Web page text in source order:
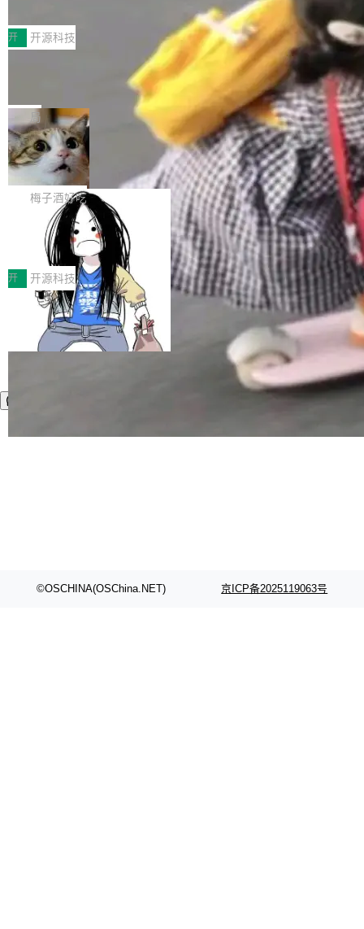
于自研UCL-Engine通信引擎，后续腾讯网平将
持续开源更多基于UCL-Engine的高性能通信组
件。 腾讯网平团队在UCL-MPComm中实现了一
个独立于业务线程的全局通信引擎（Engine），
助力企业AI研发安全落地 当前，越来越多企业已
经开始引入 AI Coding 工具，通过调用公有云模
型或企业内部部署模型提升研发效率。但随着 AI
Coding 从个人辅助工具逐步走向团队级、组织
级应用，企业在规模化落地过程中，对安全性、
可控性和代码质量提出了更高要求。 首先是数据
安全与合规要求。对于大多数普通研发场景，公
有云模型能够满足快速试用和效率提升的需求。
但对于金融、能源、医疗等对数据安全要求较...
前不久，工业和信息化部正式发布《2025年人工
智能应用典型案例名单》，集中展示人工智能在
各领域的应用成果，覆盖技术底座、行业赋能、
产品应用、支撑保障、专题等五大方向。深信服
AI算力网关（AI创新平台）成功入选！ 随着各行
各业的Agent走向规模化建设，算力构成形态逐
渐丰富，用户关注的重点也在发生变化：不只是
让AI用起来，还要进一步看清混合算力时代下，
Token花在哪里、算力是否被充分利用，以及持
续增长的AI成本该如何优化。 深信服AI算力网关
正是围绕这些实际问题，从Token治理和成本治
理两个方面，让用户的每一份算力都看得清、管
得住、用得稳、省得下、更安全！ 一、从现在开
始，Token使用一目...
开 开源科技
Jeff Dean 离开 Google：一个时代的结
束，一个实验室的开始
Google 员工编号 20。MapReduce 作者之一。
Bigtable 作者之一。TensorFlow 的作者之一。
Gemini 的架构师。Google 首席科学家。 Jeff D
ean 在 Google 工作了 27 年后，宣布离职。 他
不是一个人走。一同离开的还有 Sanjay Ghema
wat（Google 员工编号 23，Jeff Dean 二十多
年的编程搭档，MapReduce 和 Bigtable 的共同
作者）、Quoc Le（Google 大脑核心成员，Se
q2Seq 和 DocAI 的共同发明人）以及 Oriol Vin
yals（Gemini 联合负责人，AlphaSta...
局
🔥 SolonCode v2026.8.4 发布：界面
字体可调、22 种语言、记忆搜索增强
打开终端就能上岗的全中文编码智能体，这一轮
把「看得清、用母语、记得住」三件事一次补
齐。 SolonCode 是什么 SolonCode 是杭州无
耳科技研发的企业级终端编码智能体——一位全
中文驱动的数字员工，自主理解需求、规划步
骤、编写代码。不挑模型、不挑平台，curl 一行
装完即用。 开源地址：Gitee · GitCode · GitHu
b 安装 支持 Java 8+（8~26）、macOS / Linu
x / Windows / Harmony PC。 # macOS / Linu
x / Harmony PC curl -fsSL https://solon.noea
梅子酒好吃
让“代码语义理解”深度释放AI Coding
价值潜能：华为云码道（CodeArts）
代码仓技术解析
一、代码仓深度理解技术的作用与价值 在软件工
程实践中，代码仓是企业核心知识资产的主要载
体。企业级代码仓库通常包含数十万乃至数百万
个文件，其规模远超单次模型调用可承载的上下
文窗口。随着项目规模的持续扩张与代码历史的
不断累积，代码仓中的模块关系、接口契约、业
务逻辑等关键信息往往分散于数十乃至数百个文
件之中，形成高度复杂的知识关联网络。传统的
开 开源科技
©OSCHINA(OSChina.NET) 京ICP备2025119063号